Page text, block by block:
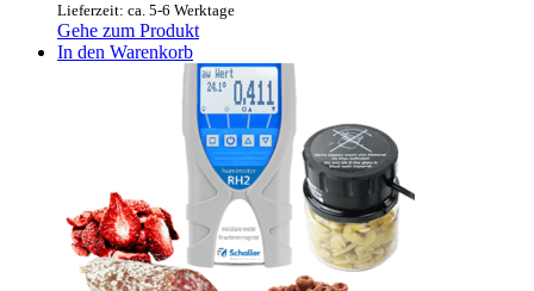
Lieferzeit: ca. 5-6 Werktage
Gehe zum Produkt
In den Warenkorb